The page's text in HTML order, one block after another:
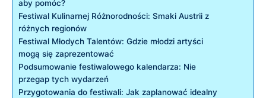
aby ⁢pomóc?
Festiwal Kulinarnej Różnorodności: Smaki​ Austrii z
różnych regionów
Festiwal Młodych Talentów: Gdzie młodzi artyści
mogą się zaprezentować
Podsumowanie festiwalowego kalendarza: Nie
przegap tych wydarzeń
Przygotowania do festiwali: Jak zaplanować​ idealny